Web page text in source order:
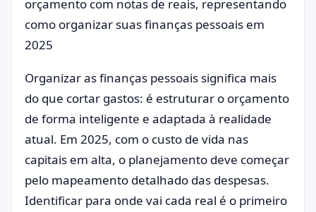
Organizar as finanças pessoais significa mais
do que cortar gastos: é estruturar o orçamento
de forma inteligente e adaptada à realidade
atual. Em 2025, com o custo de vida nas
capitais em alta, o planejamento deve começar
pelo mapeamento detalhado das despesas.
Identificar para onde vai cada real é o primeiro